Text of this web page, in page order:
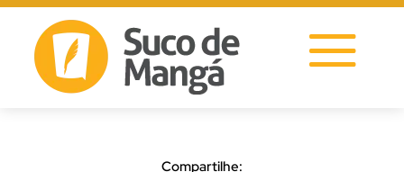
Compartilhe: